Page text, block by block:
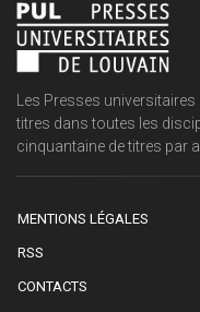
Les Presses
titres dans toutes les
cinquantaine de titres par
MENTIONS LÉGALES
RSS
CONTACTS